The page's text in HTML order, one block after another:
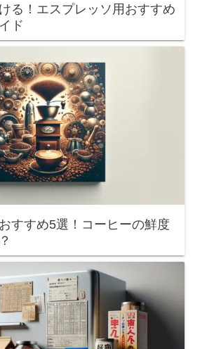
る！エスプレッソ用おすすめ
ド
すすめ5選！コーヒーの鮮度